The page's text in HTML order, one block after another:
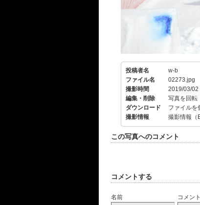
投稿者名
w-b
ファイル名
02273.jpg
撮影時間
2019/03/02
編集・削除
写真を回転
ダウンロード
ファイルを
撮影情報
撮影情報（
この写真へのコメント
コメントする
名前 コメント